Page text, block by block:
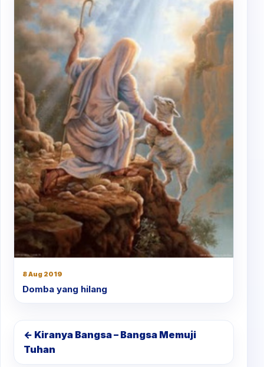
8 Aug 2019
Domba yang hilang
← Kiranya Bangsa – Bangsa Memuji
Tuhan